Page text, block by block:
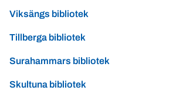
Viksängs bibliotek
Tillberga bibliotek
Surahammars bibliotek
Skultuna bibliotek